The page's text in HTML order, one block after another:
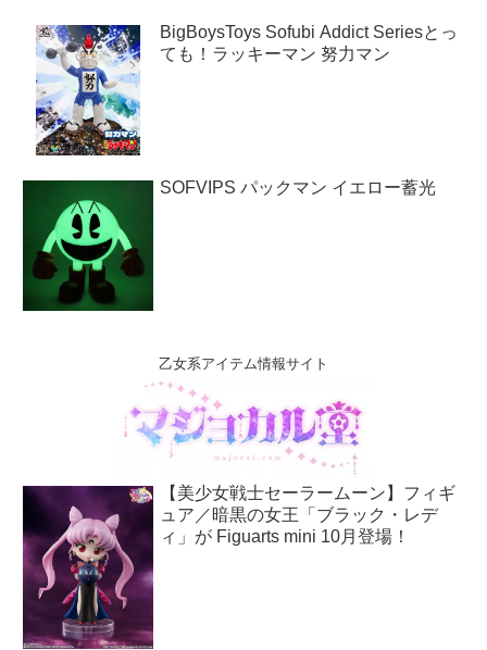
BigBoysToys Sofubi Addict Seriesとっ
ても！ラッキーマン 努力マン
SOFVIPS パックマン イエロー蓄光
乙女系アイテム情報サイト
【美少女戦士セーラームーン】フィギ
ュア／暗黒の女王「ブラック・レデ
ィ」が Figuarts mini 10月登場！